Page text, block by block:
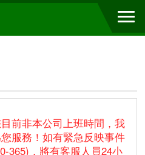
前非本公司上班時間，我
服務！如有緊急反映事件
365)，將有客服人員24小